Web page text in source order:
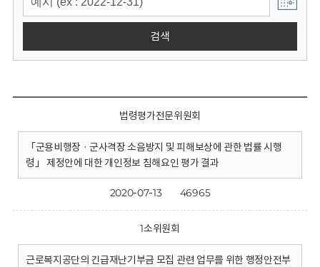
검색
법령평가전문위원회
「군용비행장 · 군사격장 소음방지 및 피해보상에 관한 법률 시행
령」 제정안에 대한 개인정보 침해요인 평가 결과
2020-07-13 46965
1소위원회
근로복지공단의 긴급재난기부금 모집 관련 업무를 위한 행정안전부